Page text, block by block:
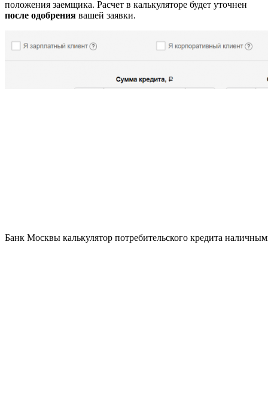
положения заемщика. Расчет в калькуляторе будет уточнен
после одобрения вашей заявки.
Банк Москвы калькулятор потребительского кредита